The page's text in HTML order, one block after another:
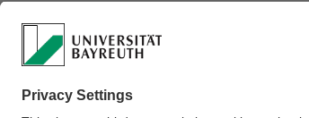
News